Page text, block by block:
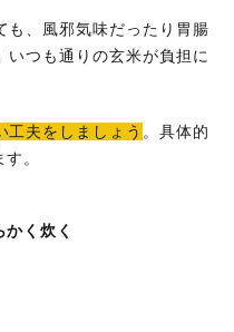
も、風邪気味だったり胃腸
いつも通りの玄米が負担に
工夫をしましょう 。具体的
。
かく炊く